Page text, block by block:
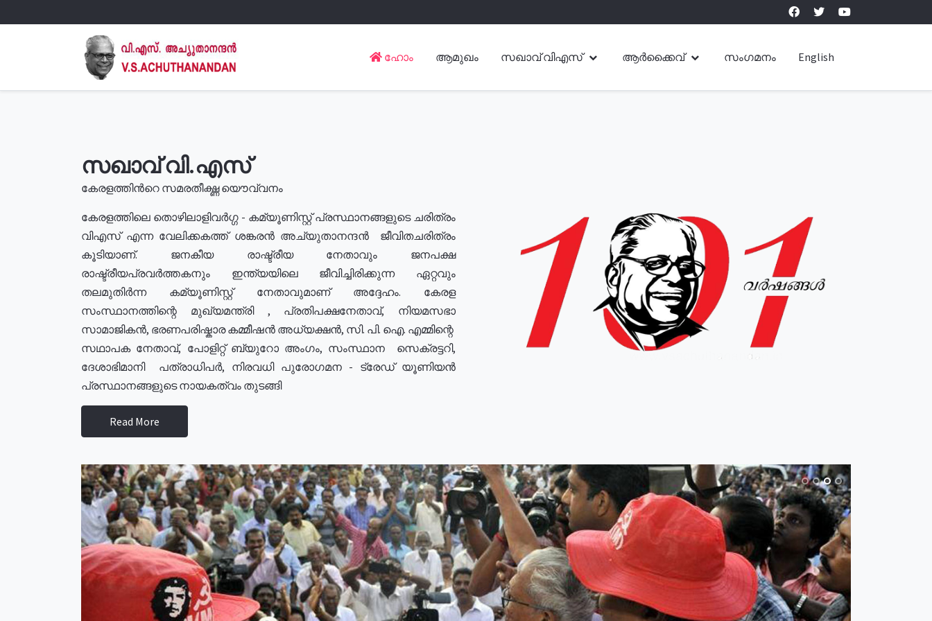
ഹോം ആമുഖം സഖാവ് വിഎസ് ആർക്കൈവ് സംഗമനം English
സഖാവ് വി.എസ്
കേരളത്തിൻറെ സമരതീക്ഷ്ണ യൌവ്വനം
കേരളത്തിലെ തൊഴിലാളിവർഗ്ഗ - കമ്യൂണിസ്റ്റ് പ്രസ്ഥാനങ്ങളുടെ ചരിത്രം
വിഎസ് എന്ന വേലിക്കകത്ത് ശങ്കരൻ അച്യുതാനന്ദൻ ജീവിതചരിത്രം
കൂടിയാണ്. ജനകീയ രാഷ്ട്രീയ നേതാവും ജനപക്ഷ
രാഷ്ട്രീയപ്രവർത്തകനും ഇന്ത്യയിലെ ജീവിച്ചിരിക്കുന്ന ഏറ്റവും
തലമുതിർന്ന കമ്യൂണിസ്റ്റ് നേതാവുമാണ് അദ്ദേഹം. കേരള
സംസ്ഥാനത്തിന്റെ മുഖ്യമന്ത്രി , പ്രതിപക്ഷനേതാവ്, നിയമസഭാ
സാമാജികൻ, ഭരണപരിഷ്കാര കമ്മീഷൻ അധ്യക്ഷൻ, സി. പി. ഐ. എമ്മിന്റെ
സഥാപക നേതാവ്, പോളിറ്റ് ബ്യുറോ അംഗം, സംസ്ഥാന സെക്രട്ടറി,
ദേശാഭിമാനി പത്രാധിപർ, നിരവധി പുരോഗമന - ട്രേഡ് യൂണിയൻ
പ്രസ്ഥാനങ്ങളുടെ നായകത്വം തുടങ്ങി
Read More